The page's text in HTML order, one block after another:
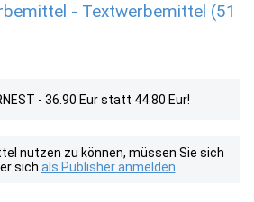
- Textwerbemittel (51
- 36.90 Eur statt 44.80 Eur!
nutzen zu können, müssen Sie sich
sich als Publisher anmelden